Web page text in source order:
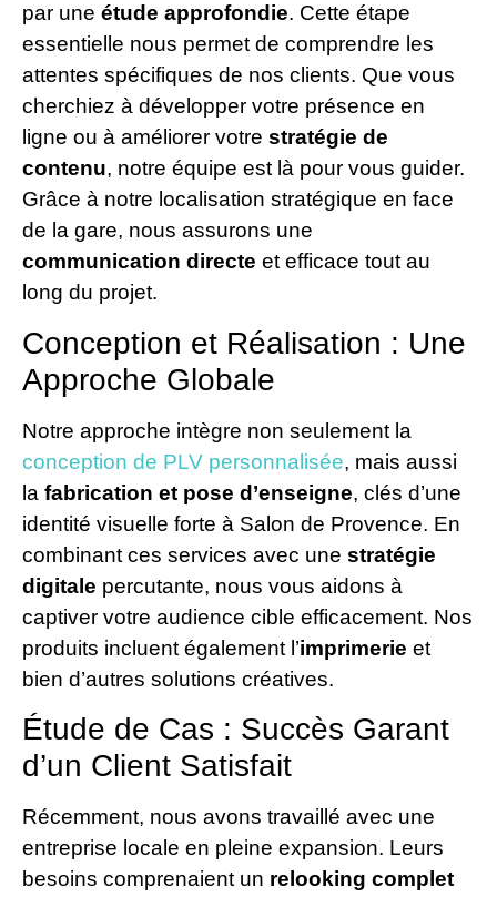
par une étude approfondie. Cette étape
essentielle nous permet de comprendre les
attentes spécifiques de nos clients. Que vous
cherchiez à développer votre présence en
ligne ou à améliorer votre stratégie de
contenu, notre équipe est là pour vous guider.
Grâce à notre localisation stratégique en face
de la gare, nous assurons une
communication directe et efficace tout au
long du projet.
Conception et Réalisation : Une
Approche Globale
Notre approche intègre non seulement la
conception de PLV personnalisée, mais aussi
la fabrication et pose d’enseigne, clés d’une
identité visuelle forte à Salon de Provence. En
combinant ces services avec une stratégie
digitale percutante, nous vous aidons à
captiver votre audience cible efficacement. Nos
produits incluent également l’imprimerie et
bien d’autres solutions créatives.
Étude de Cas : Succès Garant
d’un Client Satisfait
Récemment, nous avons travaillé avec une
entreprise locale en pleine expansion. Leurs
besoins comprenaient un relooking complet